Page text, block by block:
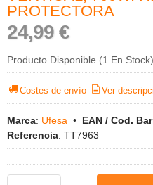
PROTECTORA
24,99 €
Producto Disponible (1 En Stock)
Costes de envío Ver
Marca: Ufesa • EAN / Cod.
Referencia: TT7963